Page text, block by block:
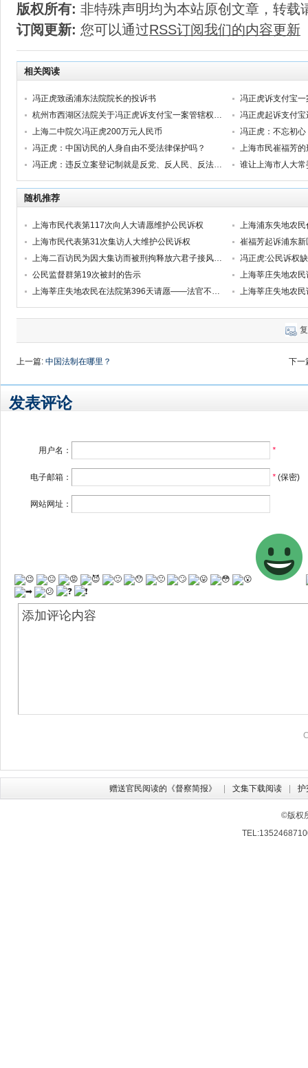
版权所有: 非特殊声明均为本站原创文章，转载
订阅更新: 您可以通过RSS订阅我们的内容更新
相关阅读
冯正虎致函浦东法院院长的投诉书
冯正虎诉支付宝
杭州市西湖区法院关于冯正虎诉支付宝一案管辖权的回复
冯正虎起诉支付
上海二中院欠冯正虎200万元人民币
冯正虎：不忘初
冯正虎：中国访民的人身自由不受法律保护吗？
上海市民崔福芳
冯正虎：违反立案登记制就是反党、反人民、反法律——致函第十三届全国人大常委会及人大代表
谁让上海市人大
随机推荐
上海市民代表第117次向人大请愿维护公民诉权
上海浦东失地农
上海市民代表第31次集访人大维护公民诉权
上海二百访民为因大集访而被刑拘释放六君子接风洗尘
冯正虎:公民诉权
公民监督群第19次被封的告示
上海莘庄失地农
上海莘庄失地农民在法院第396天请愿——法官不负责，“立案难”问题依然严重存在
上海莘庄失地农
上一篇: 中国法制在哪里？ 下一
发表评论
用户名： *
电子邮箱： *(保密)
网站网址：
赠送官民阅读的《督察简报》 文集下载阅读 护
©版权